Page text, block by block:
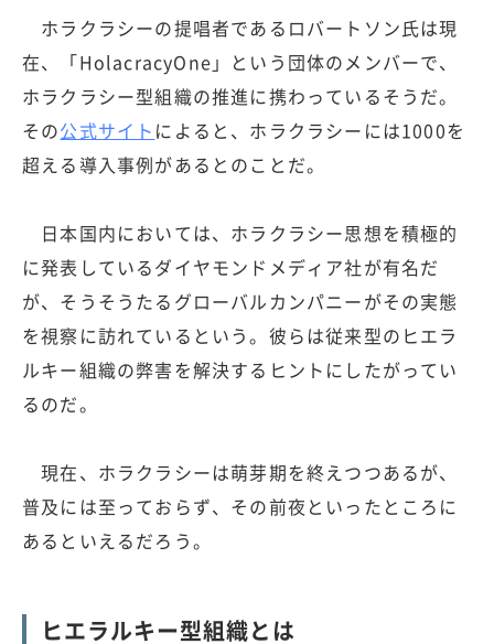
ホラクラシーの提唱者であるロバートソン氏は現
在、「HolacracyOne」という団体のメンバーで、
ホラクラシー型組織の推進に携わっているそうだ。
その公式サイト によると、ホラクラシーには1000を
超える導入事例があるとのことだ。
日本国内においては、ホラクラシー思想を積極的
に発表しているダイヤモンドメディア社が有名だ
が、そうそうたるグローバルカンパニーがその実態
を視察に訪れているという。彼らは従来型のヒエラ
ルキー組織の弊害を解決するヒントにしたがってい
るのだ。
現在、ホラクラシーは萌芽期を終えつつあるが、
普及には至っておらず、その前夜といったところに
あるといえるだろう。
ヒエラルキー型組織とは